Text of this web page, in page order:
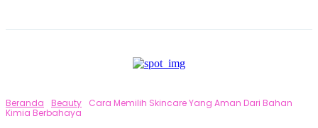
Beranda Beauty
Cara Memilih Skincare Yang Aman Dari Bahan
Kimia Berbahaya